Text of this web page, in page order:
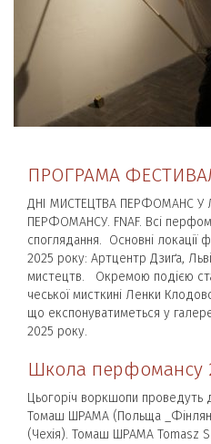
ПРОГРАМА
ДНІ МИСТЕЦТВА ПЕРФОМАНС У
ПЕРФОМАНСУ. FNAF. Всі
споглядання. Основні локації
2025 року: Артцентр Дзиґа,
мистецтв. Окремою подією
чеської мисткині Ленки
що експонуватиметься у
2025 року.
Школа перфомансу
Цьогоріч воркшопи проведуть
Томаш ШРАМА (Польща
(Чехія). Томаш ШРАМА Tomasz